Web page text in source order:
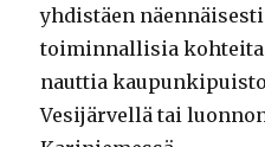
yhdistäen
toiminnallisia
nauttia
Vesijärvellä tai